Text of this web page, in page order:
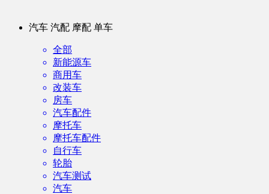
汽车 汽配 摩配 单车
全部
新能源车
商用车
改装车
房车
汽车配件
摩托车
摩托车配件
自行车
轮胎
汽车测试
汽车